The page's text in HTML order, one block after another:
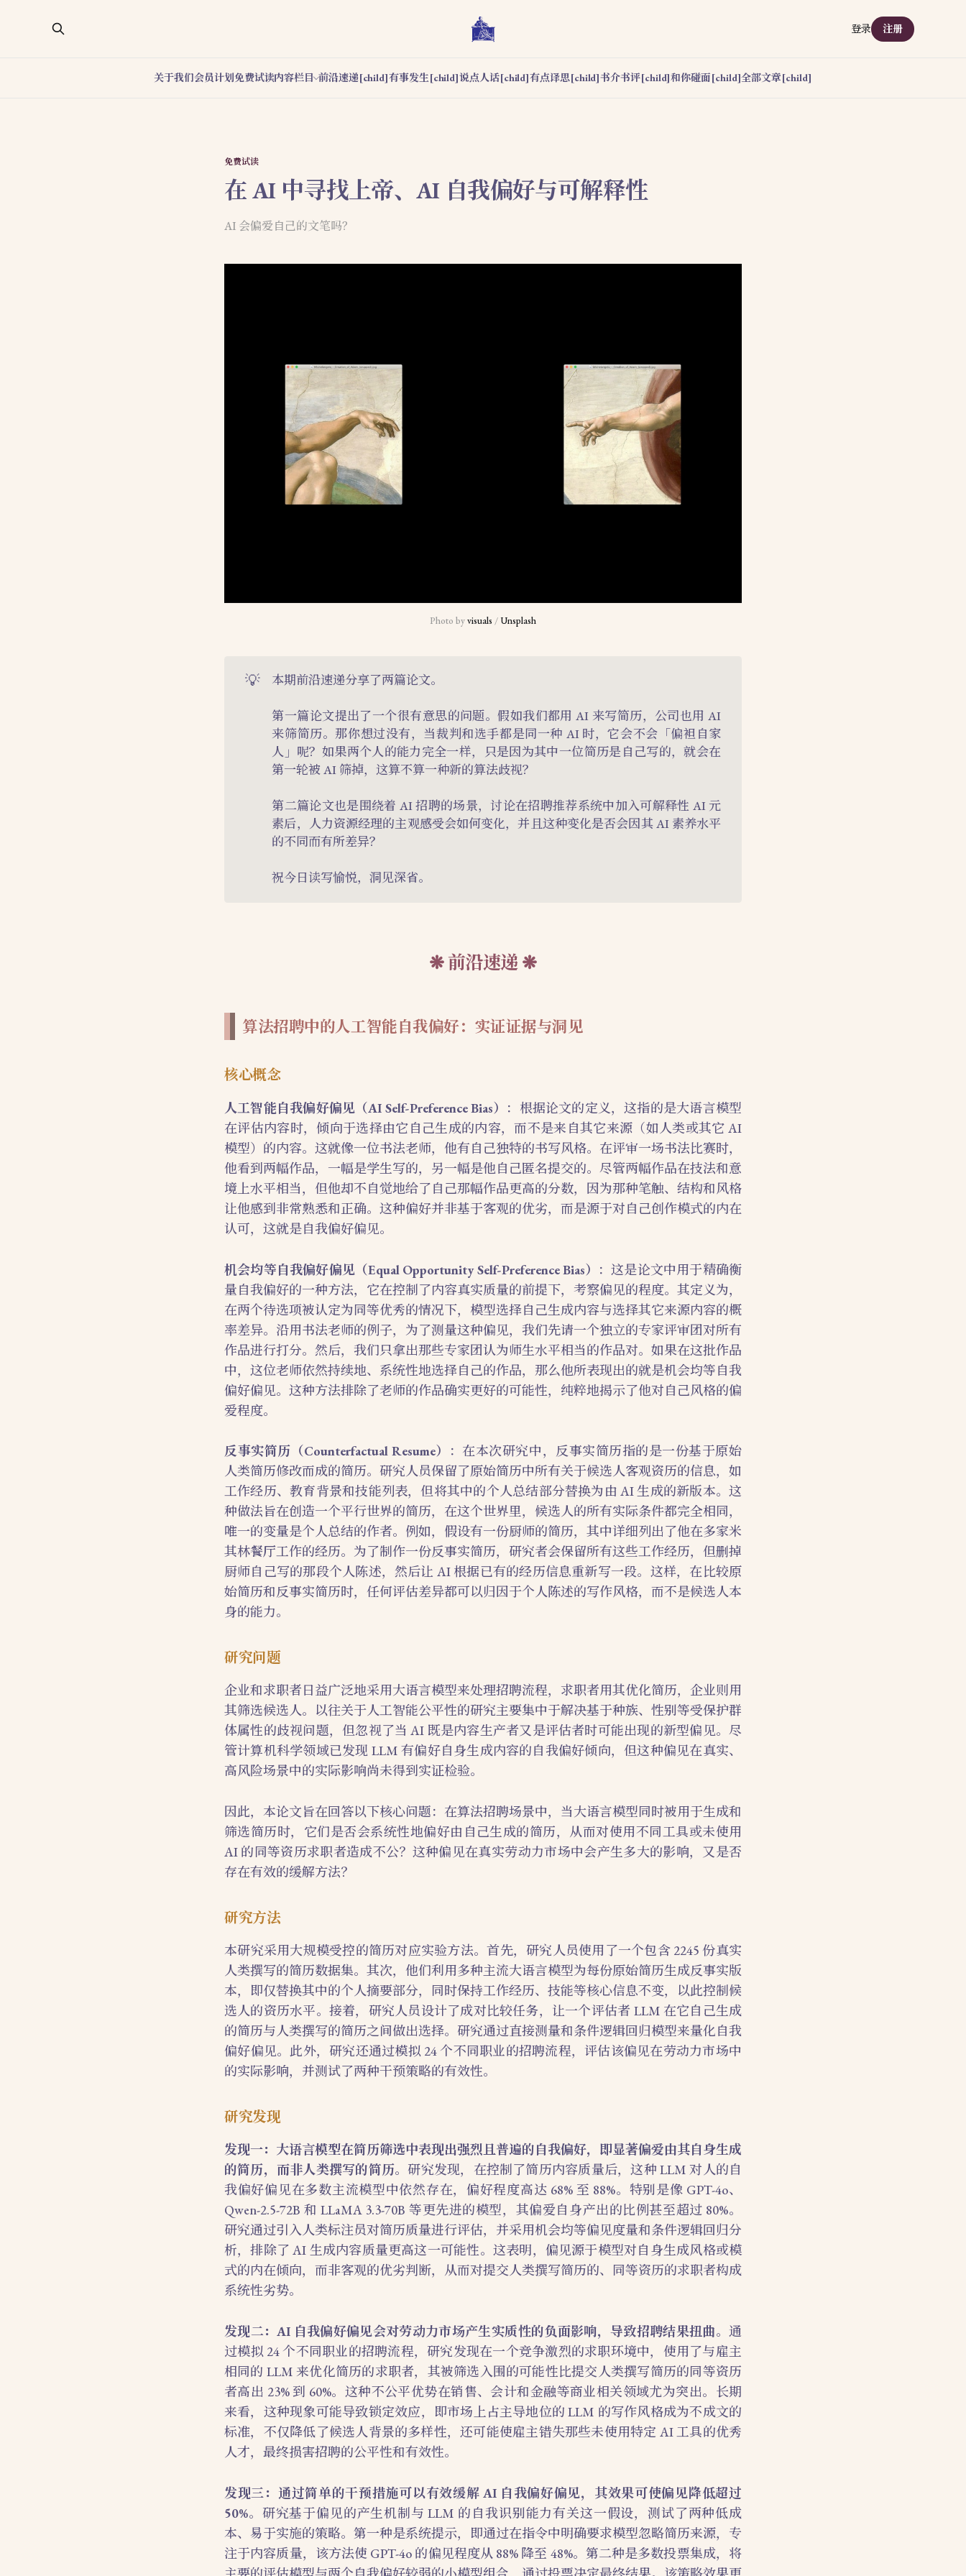
关于我们会员计划免费试读内容栏目 前沿速递[child]有事发生[child]说点人话[child]有点译思[child]书介书评[child]和你碰面[child]全部文章[child]
登录 注册
免费试读
在 AI 中寻找上帝、AI 自我偏好与可解释性
AI 会偏爱自己的文笔吗？
Photo by visuals / Unsplash
💡 本期前沿速递分享了两篇论文。
第一篇论文提出了一个很有意思的问题。假如我们都用 AI 来写简历，公司也用 AI
来筛简历。那你想过没有，当裁判和选手都是同一种 AI 时，它会不会「偏袒自家
人」呢？如果两个人的能力完全一样，只是因为其中一位简历是自己写的，就会在
第一轮被 AI 筛掉，这算不算一种新的算法歧视？
第二篇论文也是围绕着 AI 招聘的场景，讨论在招聘推荐系统中加入可解释性 AI 元
素后，人力资源经理的主观感受会如何变化，并且这种变化是否会因其 AI 素养水平
的不同而有所差异？
祝今日读写愉悦，洞见深省。
前沿速递
算法招聘中的人工智能自我偏好：实证证据与洞见
核心概念
人工智能自我偏好偏见（AI Self-Preference Bias）
：根据论文的定义，这指的是大语言模型
在评估内容时，倾向于选择由它自己生成的内容，而不是来自其它来源（如人类或其它 AI
模型）的内容。这就像一位书法老师，他有自己独特的书写风格。在评审一场书法比赛时，
他看到两幅作品，一幅是学生写的，另一幅是他自己匿名提交的。尽管两幅作品在技法和意
境上水平相当，但他却不自觉地给了自己那幅作品更高的分数，因为那种笔触、结构和风格
让他感到非常熟悉和正确。这种偏好并非基于客观的优劣，而是源于对自己创作模式的内在
认可，这就是自我偏好偏见。
机会均等自我偏好偏见（Equal Opportunity Self-Preference Bias）
：这是论文中用于精确衡
量自我偏好的一种方法，它在控制了内容真实质量的前提下，考察偏见的程度。其定义为，
在两个待选项被认定为同等优秀的情况下，模型选择自己生成内容与选择其它来源内容的概
率差异。沿用书法老师的例子，为了测量这种偏见，我们先请一个独立的专家评审团对所有
作品进行打分。然后，我们只拿出那些专家团认为师生水平相当的作品对。如果在这批作品
中，这位老师依然持续地、系统性地选择自己的作品，那么他所表现出的就是机会均等自我
偏好偏见。这种方法排除了老师的作品确实更好的可能性，纯粹地揭示了他对自己风格的偏
爱程度。
反事实简历（Counterfactual Resume）
：在本次研究中，反事实简历指的是一份基于原始
人类简历修改而成的简历。研究人员保留了原始简历中所有关于候选人客观资历的信息，如
工作经历、教育背景和技能列表，但将其中的个人总结部分替换为由 AI 生成的新版本。这
种做法旨在创造一个平行世界的简历，在这个世界里，候选人的所有实际条件都完全相同，
唯一的变量是个人总结的作者。例如，假设有一份厨师的简历，其中详细列出了他在多家米
其林餐厅工作的经历。为了制作一份反事实简历，研究者会保留所有这些工作经历，但删掉
厨师自己写的那段个人陈述，然后让 AI 根据已有的经历信息重新写一段。这样，在比较原
始简历和反事实简历时，任何评估差异都可以归因于个人陈述的写作风格，而不是候选人本
身的能力。
研究问题
企业和求职者日益广泛地采用大语言模型来处理招聘流程，求职者用其优化简历，企业则用
其筛选候选人。以往关于人工智能公平性的研究主要集中于解决基于种族、性别等受保护群
体属性的歧视问题，但忽视了当 AI 既是内容生产者又是评估者时可能出现的新型偏见。尽
管计算机科学领域已发现 LLM 有偏好自身生成内容的自我偏好倾向，但这种偏见在真实、
高风险场景中的实际影响尚未得到实证检验。
因此，本论文旨在回答以下核心问题：在算法招聘场景中，当大语言模型同时被用于生成和
筛选简历时，它们是否会系统性地偏好由自己生成的简历，从而对使用不同工具或未使用
AI 的同等资历求职者造成不公？这种偏见在真实劳动力市场中会产生多大的影响，又是否
存在有效的缓解方法？
研究方法
本研究采用大规模受控的简历对应实验方法。首先，研究人员使用了一个包含 2245 份真实
人类撰写的简历数据集。其次，他们利用多种主流大语言模型为每份原始简历生成反事实版
本，即仅替换其中的个人摘要部分，同时保持工作经历、技能等核心信息不变，以此控制候
选人的资历水平。接着，研究人员设计了成对比较任务，让一个评估者 LLM 在它自己生成
的简历与人类撰写的简历之间做出选择。研究通过直接测量和条件逻辑回归模型来量化自我
偏好偏见。此外，研究还通过模拟 24 个不同职业的招聘流程，评估该偏见在劳动力市场中
的实际影响，并测试了两种干预策略的有效性。
研究发现
发现一：大语言模型在简历筛选中表现出强烈且普遍的自我偏好，即显著偏爱由其自身生成
的简历，而非人类撰写的简历。研究发现，在控制了简历内容质量后，这种 LLM 对人的自
我偏好偏见在多数主流模型中依然存在，偏好程度高达 68% 至 88%。特别是像 GPT-4o、
Qwen-2.5-72B 和 LLaMA 3.3-70B 等更先进的模型，其偏爱自身产出的比例甚至超过 80%。
研究通过引入人类标注员对简历质量进行评估，并采用机会均等偏见度量和条件逻辑回归分
析，排除了 AI 生成内容质量更高这一可能性。这表明，偏见源于模型对自身生成风格或模
式的内在倾向，而非客观的优劣判断，从而对提交人类撰写简历的、同等资历的求职者构成
系统性劣势。
发现二：AI 自我偏好偏见会对劳动力市场产生实质性的负面影响，导致招聘结果扭曲。通
过模拟 24 个不同职业的招聘流程，研究发现在一个竞争激烈的求职环境中，使用了与雇主
相同的 LLM 来优化简历的求职者，其被筛选入围的可能性比提交人类撰写简历的同等资历
者高出 23% 到 60%。这种不公平优势在销售、会计和金融等商业相关领域尤为突出。长期
来看，这种现象可能导致锁定效应，即市场上占主导地位的 LLM 的写作风格成为不成文的
标准，不仅降低了候选人背景的多样性，还可能使雇主错失那些未使用特定 AI 工具的优秀
人才，最终损害招聘的公平性和有效性。
发现三：通过简单的干预措施可以有效缓解 AI 自我偏好偏见，其效果可使偏见降低超过
50%。研究基于偏见的产生机制与 LLM 的自我识别能力有关这一假设，测试了两种低成
本、易于实施的策略。第一种是系统提示，即通过在指令中明确要求模型忽略简历来源，专
注于内容质量，该方法使 GPT-4o 的偏见程度从 88% 降至 48%。第二种是多数投票集成，将